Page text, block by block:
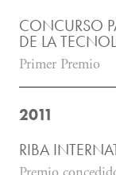
CONCURSO
DE LA
Primer Premio
2011
RIBA